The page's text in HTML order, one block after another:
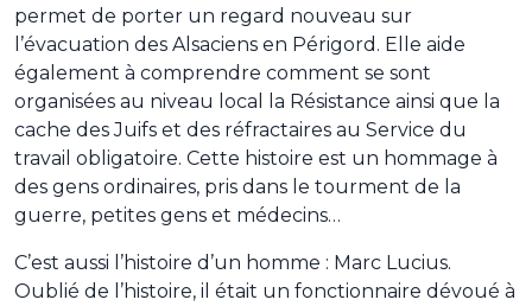
permet de porter un regard nouveau sur
l’évacuation des Alsaciens en Périgord. Elle aide
également à comprendre comment se sont
organisées au niveau local la Résistance ainsi que la
cache des Juifs et des réfractaires au Service du
travail obligatoire. Cette histoire est un hommage à
des gens ordinaires, pris dans le tourment de la
guerre, petites gens et médecins…
C’est aussi l’histoire d’un homme : Marc Lucius.
Oublié de l’histoire, il était un fonctionnaire dévoué à